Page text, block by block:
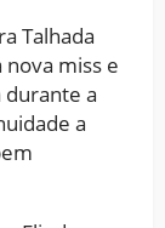
Talhada
miss e
durante a
a